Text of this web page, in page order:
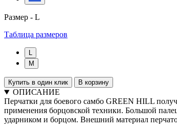
Размер - L
Таблица размеров
L
M
Купить в один клик В корзину
ОПИСАНИЕ
Перчатки для боевого самбо GREEN HILL
применения борцовской техники. Большой
ударником и борцом. Внешний материал